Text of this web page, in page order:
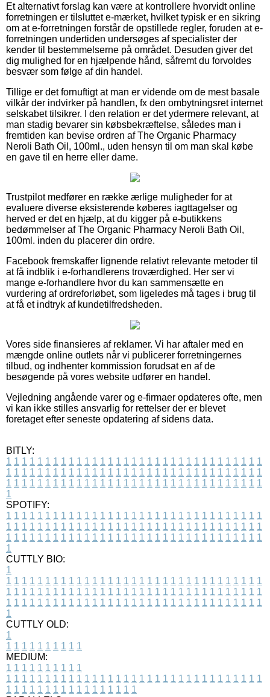
Et alternativt forslag kan være at kontrollere hvorvidt online
forretningen er tilsluttet e-mærket, hvilket typisk er en sikring
om at e-forretningen forstår de opstillede regler, foruden at e-
forretningen undertiden undersøges af specialister der
kender til bestemmelserne på området. Desuden giver det
dig mulighed for en hjælpende hånd, såfremt du forvoldes
besvær som følge af din handel.
Tillige er det fornuftigt at man er vidende om de mest basale
vilkår der indvirker på handlen, fx den ombytningsret internet
selskabet tilsikrer. I den relation er det ydermere relevant, at
man stadig bevarer sin købsbekræftelse, således man i
fremtiden kan bevise ordren af The Organic Pharmacy
Neroli Bath Oil, 100ml., uden hensyn til om man skal købe
en gave til en herre eller dame.
Trustpilot medfører en række ærlige muligheder for at
evaluere diverse eksisterende køberes iagttagelser og
herved er det en hjælp, at du kigger på e-butikkens
bedømmelser af The Organic Pharmacy Neroli Bath Oil,
100ml. inden du placerer din ordre.
Facebook fremskaffer lignende relativt relevante metoder til
at få indblik i e-forhandlerens troværdighed. Her ser vi
mange e-forhandlere hvor du kan sammensætte en
vurdering af ordreforløbet, som ligeledes må tages i brug til
at få et indtryk af kundetilfredsheden.
Vores side finansieres af reklamer. Vi har aftaler med en
mængde online outlets når vi publicerer forretningernes
tilbud, og indhenter kommission forudsat en af de
besøgende på vores website udfører en handel.
Vejledning angående varer og e-firmaer opdateres ofte, men
vi kan ikke stilles ansvarlig for rettelser der er blevet
foretaget efter seneste opdatering af sidens data.
BITLY:
1 1 1 1 1 1 1 1 1 1 1 1 1 1 1 1 1 1 1 1 1 1 1 1 1 1 1 1 1 1 1 1 1
1 1 1 1 1 1 1 1 1 1 1 1 1 1 1 1 1 1 1 1 1 1 1 1 1 1 1 1 1 1 1 1 1
1 1 1 1 1 1 1 1 1 1 1 1 1 1 1 1 1 1 1 1 1 1 1 1 1 1 1 1 1 1 1 1 1
1
SPOTIFY:
1 1 1 1 1 1 1 1 1 1 1 1 1 1 1 1 1 1 1 1 1 1 1 1 1 1 1 1 1 1 1 1 1
1 1 1 1 1 1 1 1 1 1 1 1 1 1 1 1 1 1 1 1 1 1 1 1 1 1 1 1 1 1 1 1 1
1 1 1 1 1 1 1 1 1 1 1 1 1 1 1 1 1 1 1 1 1 1 1 1 1 1 1 1 1 1 1 1 1
1
CUTTLY BIO:
1
1 1 1 1 1 1 1 1 1 1 1 1 1 1 1 1 1 1 1 1 1 1 1 1 1 1 1 1 1 1 1 1 1
1 1 1 1 1 1 1 1 1 1 1 1 1 1 1 1 1 1 1 1 1 1 1 1 1 1 1 1 1 1 1 1 1
1 1 1 1 1 1 1 1 1 1 1 1 1 1 1 1 1 1 1 1 1 1 1 1 1 1 1 1 1 1 1 1 1
1
CUTTLY OLD:
1
1 1 1 1 1 1 1 1 1 1
MEDIUM:
1 1 1 1 1 1 1 1 1 1
1 1 1 1 1 1 1 1 1 1 1 1 1 1 1 1 1 1 1 1 1 1 1 1 1 1 1 1 1 1 1 1 1
1 1 1 1 1 1 1 1 1 1 1 1 1 1 1 1 1